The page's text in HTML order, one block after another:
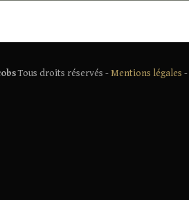
Tous droits réservés - Mentions légales -